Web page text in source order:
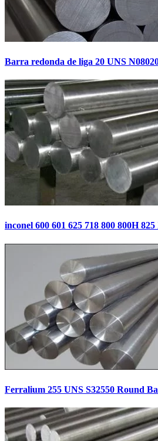
Barra redonda de liga 20 UNS
inconel 600 601 625 718 800 800H
Ferralium 255 UNS S32550 Round